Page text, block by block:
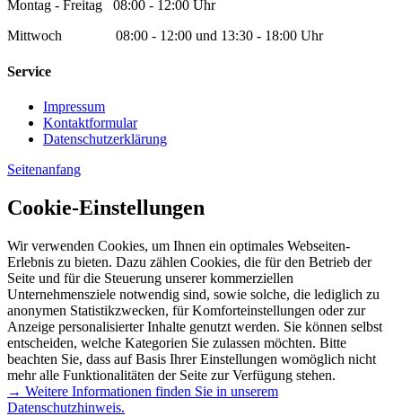
Montag - Freitag 08:00 - 12:00 Uhr
Mittwoch 08:00 - 12:00 und 13:30 - 18:00 Uhr
Service
Impressum
Kontaktformular
Datenschutzerklärung
Seitenanfang
Cookie-Einstellungen
Wir verwenden Cookies, um Ihnen ein optimales Webseiten-
Erlebnis zu bieten. Dazu zählen Cookies, die für den Betrieb der
Seite und für die Steuerung unserer kommerziellen
Unternehmensziele notwendig sind, sowie solche, die lediglich zu
anonymen Statistikzwecken, für Komforteinstellungen oder zur
Anzeige personalisierter Inhalte genutzt werden. Sie können selbst
entscheiden, welche Kategorien Sie zulassen möchten. Bitte
beachten Sie, dass auf Basis Ihrer Einstellungen womöglich nicht
mehr alle Funktionalitäten der Seite zur Verfügung stehen.
→ Weitere Informationen finden Sie in unserem
Datenschutzhinweis.